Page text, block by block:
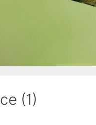
(1)